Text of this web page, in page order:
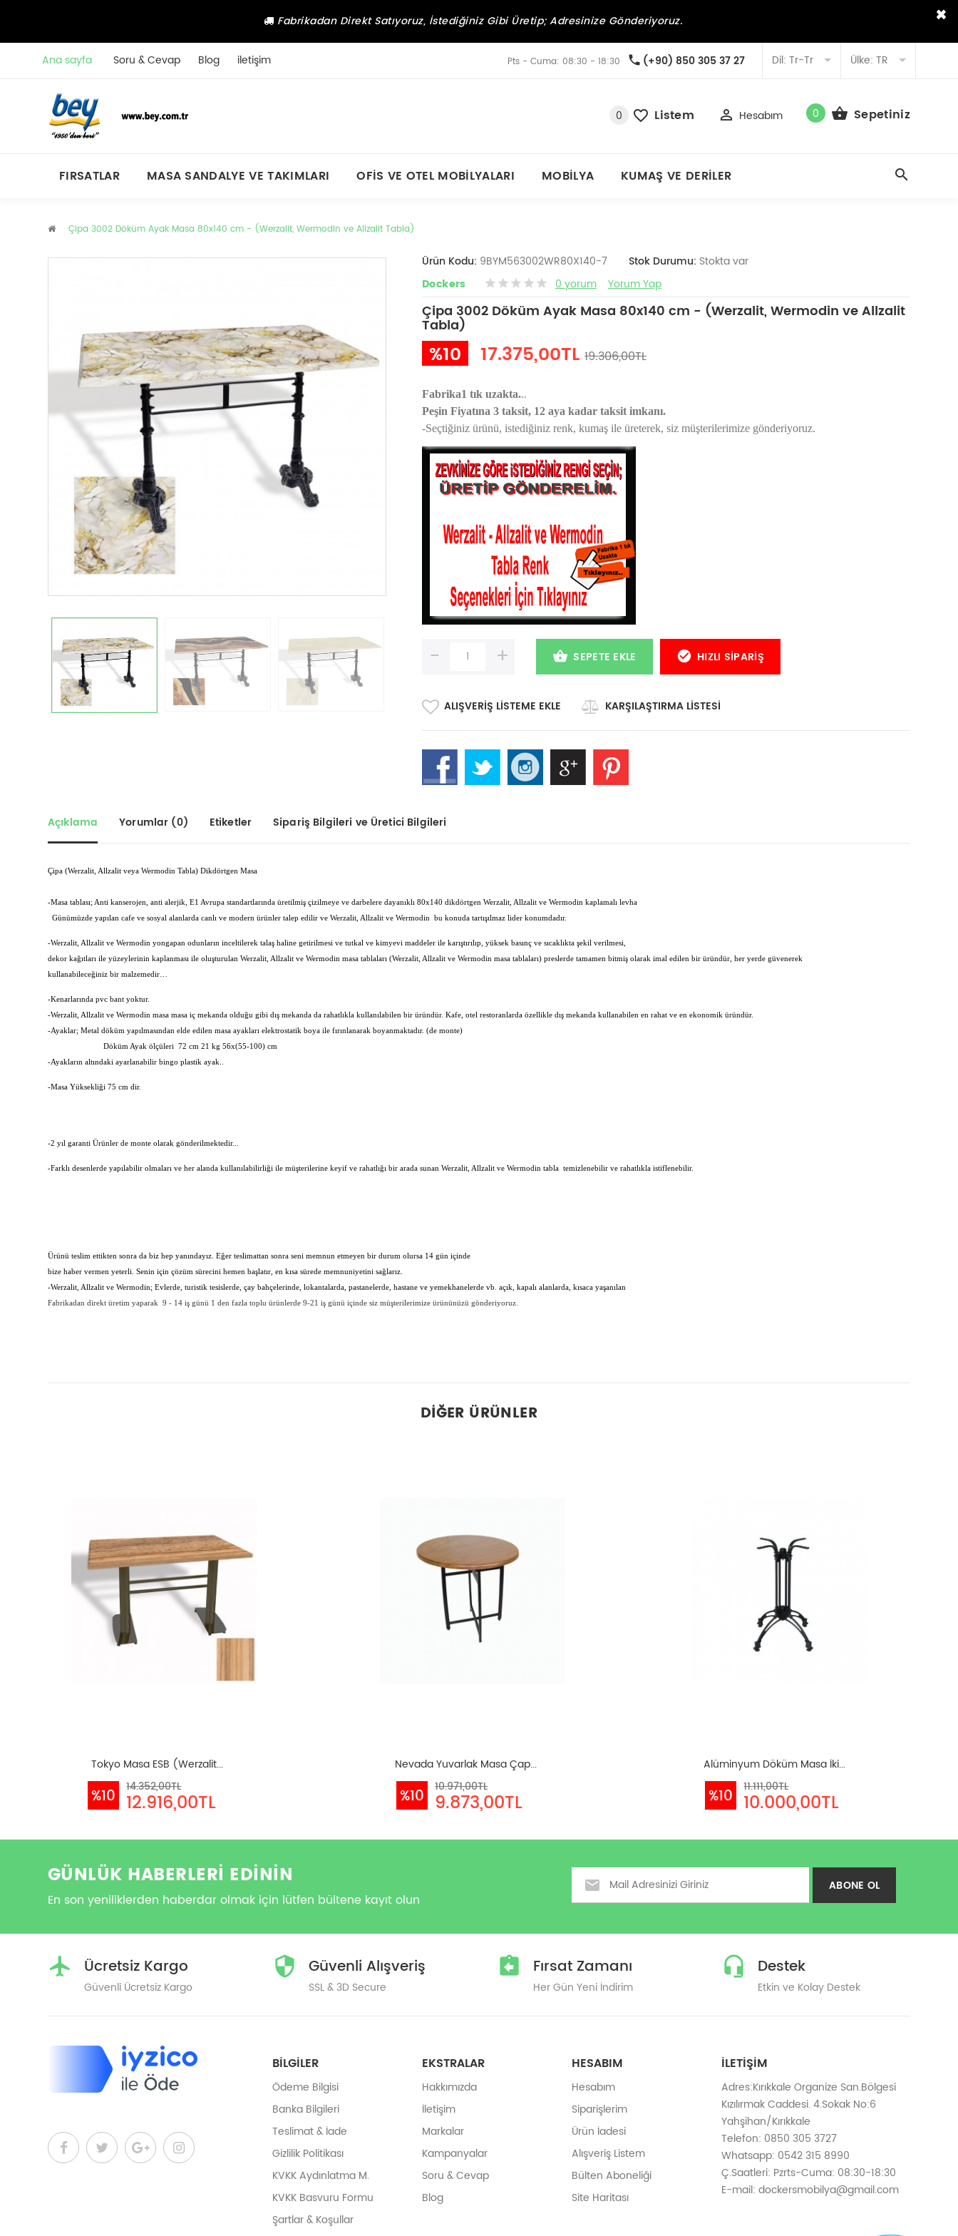
×
Fabrikadan Direkt Satıyoruz, İstediğiniz Gibi Üretip; Adresinize Gönderiyoruz.
Ana sayfa Soru & Cevap Blog iletişim (+90) 850 305 37 27
Pts - Cuma: 08:30 - 18:30 Dil: Tr-Tr Ülke: TR
0 Listem Hesabım 0 Sepetiniz
FIRSATLAR MASA SANDALYE VE TAKIMLARI OFIS VE OTEL MOBILYALARI MOBILYA KUMAŞ VE DERILER
Çipa 3002 Döküm Ayak Masa 80x140 cm - (Werzalit, Wermodin ve Allzalit Tabla)
Ürün Kodu: 9BYM563002WR80X140-7 Stok Durumu: Stokta var
Dockers
0 yorum Yorum Yap
Çipa 3002 Döküm Ayak Masa 80x140 cm - (Werzalit, Wermodin ve Allzalit
Tabla)
%10 17.375,00TL 19.306,00TL
Fabrika1 tık uzakta...
Peşin Fiyatına 3 taksit, 12 aya kadar taksit imkanı.
-Seçtiğiniz ürünü, istediğiniz renk, kumaş ile üreterek, siz müşterilerimize gönderiyoruz.
- + SEPETE EKLE HIZLI SIPARIŞ
ALIŞVERIŞ LISTEME EKLE KARŞILAŞTIRMA LISTESI
Açıklama Yorumlar (0) Etiketler Sipariş Bilgileri ve Üretici Bilgileri
Çipa (Werzalit, Allzalit veya Wermodin Tabla) Dikdörtgen Masa
-Masa tablası; Anti kanserojen, anti alerjik, E1 Avrupa standartlarında üretilmiş çizilmeye ve darbelere dayanıklı 80x140 dikdörtgen Werzalit, Allzalit ve Wermodin kaplamalı levha
Günümüzde yapılan cafe ve sosyal alanlarda canlı ve modern ürünler talep edilir ve Werzalit, Allzalit ve Wermodin bu konuda tartışılmaz lider konumdadır.
-Werzalit, Allzalit ve Wermodin yongapan odunların inceltilerek talaş haline getirilmesi ve tutkal ve kimyevi maddeler ile karıştırılıp, yüksek basınç ve sıcaklıkta şekil verilmesi,
dekor kağıtları ile yüzeylerinin kaplanması ile oluşturulan Werzalit, Allzalit ve Wermodin masa tablaları (Werzalit, Allzalit ve Wermodin masa tablaları) preslerde tamamen bitmiş olarak imal edilen bir üründür, her yerde güvenerek
kullanabileceğiniz bir malzemedir…
-Kenarlarında pvc bant yoktur.
-Werzalit, Allzalit ve Wermodin masa masa iç mekanda olduğu gibi dış mekanda da rahatlıkla kullanılabilen bir üründür. Kafe, otel restoranlarda özellikle dış mekanda kullanabilen en rahat ve en ekonomik üründür.
-Ayaklar; Metal döküm yapılmasından elde edilen masa ayakları elektrostatik boya ile fırınlanarak boyanmaktadır. (de monte)
Döküm Ayak ölçüleri 72 cm 21 kg 56x(55-100) cm
-Ayakların altındaki ayarlanabilir bingo plastik ayak..
-Masa Yüksekliği 75 cm dir.
-2 yıl garanti Ürünler de monte olarak gönderilmektedir...
-Farklı desenlerde yapılabilir olmaları ve her alanda kullanılabilirliği ile müşterilerine keyif ve rahatlığı bir arada sunan Werzalit, Allzalit ve Wermodin tabla temizlenebilir ve rahatlıkla istiflenebilir.
Ürünü teslim ettikten sonra da biz hep yanındayız. Eğer teslimattan sonra seni memnun etmeyen bir durum olursa 14 gün içinde
bize haber vermen yeterli. Senin için çözüm sürecini hemen başlatır, en kısa sürede memnuniyetini sağlarız.
-Werzalit, Allzalit ve Wermodin; Evlerde, turistik tesislerde, çay bahçelerinde, lokantalarda, pastanelerde, hastane ve yemekhanelerde vb. açık, kapalı alanlarda, kısaca yaşanılan
Fabrikadan direkt üretim yaparak 9 - 14 iş günü 1 den fazla toplu ürünlerde 9-21 iş günü içinde siz müşterilerimize ürününüzü gönderiyoruz.
DIĞER ÜRÜNLER
Tokyo Masa ESB (Werzalit...
%10 14.352,00TL
12.916,00TL
Nevada Yuvarlak Masa Çap...
%10 10.971,00TL
9.873,00TL
Alüminyum Döküm Masa İki...
%10 11.111,00TL
10.000,00TL
GÜNLÜK HABERLERİ EDİNİN
En son yeniliklerden haberdar olmak için lütfen bültene kayıt olun
ABONE OL
Ücretsiz Kargo
Güvenli Ücretsiz Kargo
Güvenli Alışveriş
SSL & 3D Secure
Fırsat Zamanı
Her Gün Yeni İndirim
Destek
Etkin ve Kolay Destek
BILGILER
Ödeme Bilgisi
Banka Bilgileri
Teslimat & İade
Gizlilik Politikası
KVKK Aydınlatma M.
KVKK Basvuru Formu
Şartlar & Koşullar
EKSTRALAR
Hakkımızda
İletişim
Markalar
Kampanyalar
Soru & Cevap
Blog
HESABIM
Hesabım
Siparişlerim
Ürün İadesi
Alışveriş Listem
Bülten Aboneliği
Site Haritası
İLETIŞIM
Adres:Kırıkkale Organize San.Bölgesi
Kızılırmak Caddesi. 4.Sokak No:6
Yahşihan/Kırıkkale
Telefon: 0850 305 3727
Whatsapp: 0542 315 8990
Ç.Saatleri: Pzrts-Cuma: 08:30-18:30
E-mail: dockersmobilya@gmail.com